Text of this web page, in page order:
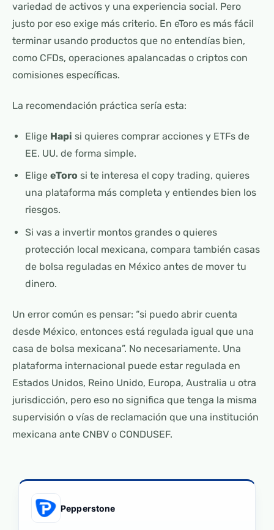
variedad de activos y una experiencia social. Pero
justo por eso exige más criterio. En eToro es más fácil
terminar usando productos que no entendías bien,
como CFDs, operaciones apalancadas o criptos con
comisiones específicas.
La recomendación práctica sería esta:
Elige Hapi si quieres comprar acciones y ETFs de
EE. UU. de forma simple.
Elige eToro si te interesa el copy trading, quieres
una plataforma más completa y entiendes bien los
riesgos.
Si vas a invertir montos grandes o quieres
protección local mexicana, compara también casas
de bolsa reguladas en México antes de mover tu
dinero.
Un error común es pensar: “si puedo abrir cuenta
desde México, entonces está regulada igual que una
casa de bolsa mexicana”. No necesariamente. Una
plataforma internacional puede estar regulada en
Estados Unidos, Reino Unido, Europa, Australia u otra
jurisdicción, pero eso no significa que tenga la misma
supervisión o vías de reclamación que una institución
mexicana ante CNBV o CONDUSEF.
Pepperstone